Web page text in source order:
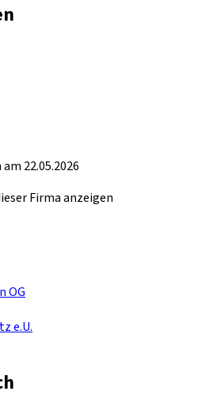
22.05.2026
Firma anzeigen
OG
e.U.